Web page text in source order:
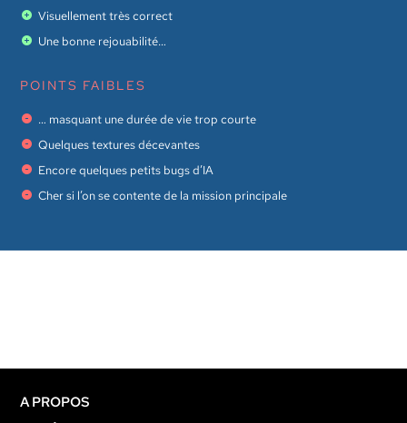
Visuellement très correct
Une bonne rejouabilité…
POINTS FAIBLES
… masquant une durée de vie trop courte
Quelques textures décevantes
Encore quelques petits bugs d’IA
Cher si l’on se contente de la mission principale
A PROPOS